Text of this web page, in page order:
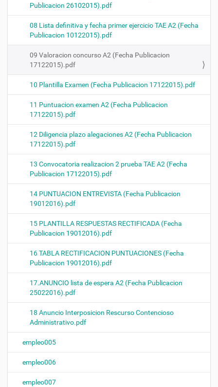
Publicacion 26102015).pdf
08 Lista definitiva y fecha primer ejercicio TAE A2 (Fecha
Publicacion 10122015).pdf
09 Valoracion concurso A2 (Fecha Publicacion
17122015).pdf
10 Plantilla Examen (Fecha Publicacion 17122015).pdf
11 Puntuacion examen A2 (Fecha Publicacion
17122015).pdf
12 Diligencia plazo alegaciones A2 (Fecha Publicacion
17122015).pdf
13 Convocatoria realizacion 2 prueba TAE A2 (Fecha
Publicacion 17122015).pdf
14 PUNTUACION ENTREVISTA (Fecha Publicacion
19012016).pdf
15 PLANTILLA RESPUESTAS RECTIFICADA (Fecha
Publicacion 19012016).pdf
16 TABLA RECTIFICACION PUNTUACIONES (Fecha
Publicacion 19012016).pdf
17.ANUNCIO lista de espera A2 (Fecha Publicacion
25022016).pdf
18 Anuncio Interposicion Rescurso Contencioso
Administrativo.pdf
empleo005
empleo006
empleo007